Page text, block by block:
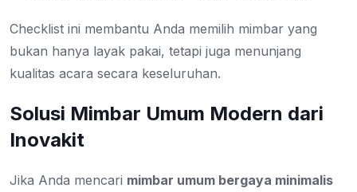
Checklist ini membantu Anda memilih mimbar yang
bukan hanya layak pakai, tetapi juga menunjang
kualitas acara secara keseluruhan.
Solusi Mimbar Umum Modern dari
Inovakit
Jika Anda mencari mimbar umum bergaya minimalis